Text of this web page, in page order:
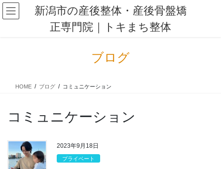
コ
ン
ナ
ビ
新潟市の産後整体・産後骨盤矯
正専門院｜トキまち整体
ブログ
HOME ブログ コミュニケーション
コミュニケーション
2023年9月18日
プライベート